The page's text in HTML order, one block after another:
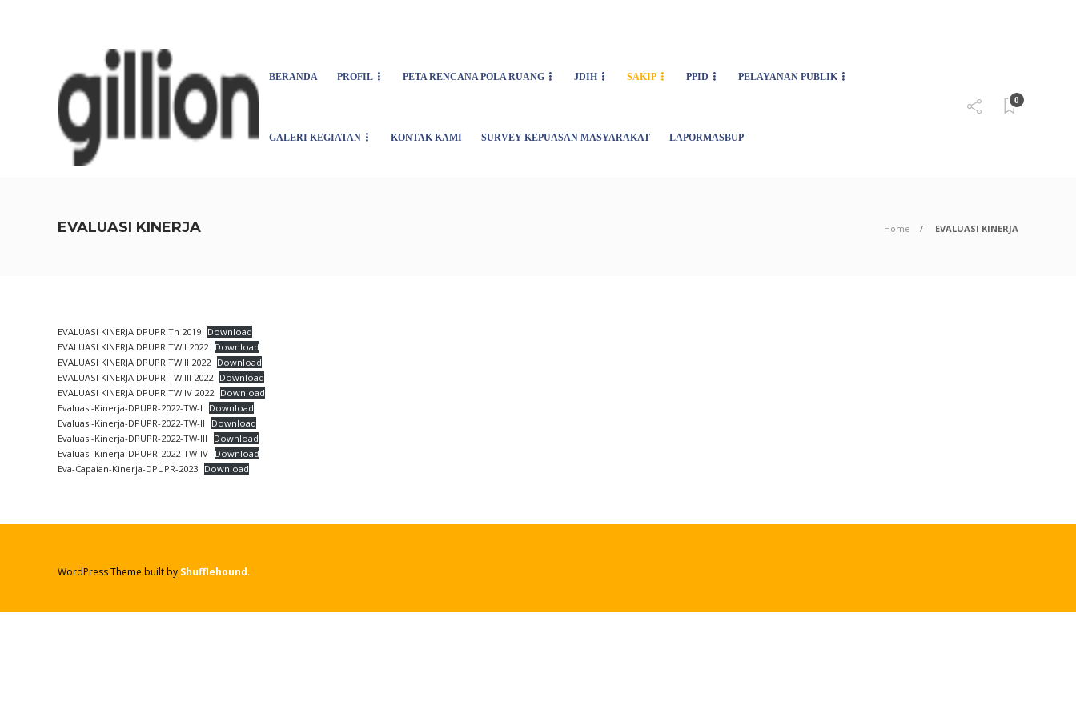
BERANDA PROFIL PETA RENCANA POLA RUANG JDIH SAKIP PPID PELAYANAN PUBLIK
GALERI KEGIATAN KONTAK KAMI SURVEY KEPUASAN MASYARAKAT LAPORMASBUP
0
EVALUASI KINERJA Home EVALUASI KINERJA
EVALUASI KINERJA DPUPR Th 2019 Download
EVALUASI KINERJA DPUPR TW I 2022 Download
EVALUASI KINERJA DPUPR TW II 2022 Download
EVALUASI KINERJA DPUPR TW III 2022 Download
EVALUASI KINERJA DPUPR TW IV 2022 Download
Evaluasi-Kinerja-DPUPR-2022-TW-I
Download
Evaluasi-Kinerja-DPUPR-2022-TW-II
Download
Evaluasi-Kinerja-DPUPR-2022-TW-III
Download
Evaluasi-Kinerja-DPUPR-2022-TW-IV Download
Eva-Capaian-Kinerja-DPUPR-2023 Download
WordPress Theme built by Shufflehound.